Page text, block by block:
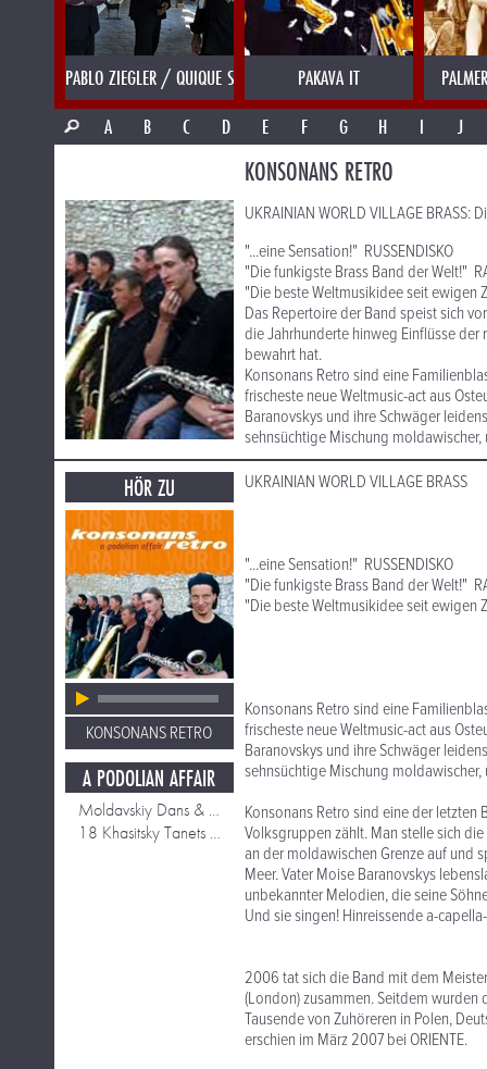
PABLO ZIEGLER / QUIQUE SINESI PAKAVA IT
A
B C D E F G H I J
KONSONANS RETRO
UKRAINIAN WORLD VILLAGE
"...eine Sensation!" RUSSENDISKO
"Die funkigste Brass Band der Welt!"
"Die beste Weltmusikidee seit ewigen
Das Repertoire der Band speist sich
die Jahrhunderte hinweg Einflüsse
bewahrt hat.
Konsonans Retro sind eine
frischeste neue Weltmusic-act aus
Baranovskys und ihre Schwäger
sehnsüchtige Mischung
HÖR ZU
KONSONANS RETRO
A PODOLIAN AFFAIR
Moldavskiy Dans & Sirba
18 Khasitsky Tanets & Horo
UKRAINIAN WORLD VILLAGE BRASS
"...eine Sensation!" RUSSENDISKO
"Die funkigste Brass Band der Welt!"
"Die beste Weltmusikidee seit ewigen
Konsonans Retro sind eine
frischeste neue Weltmusic-act aus
Baranovskys und ihre Schwäger
sehnsüchtige Mischung
Konsonans Retro sind eine der
Volksgruppen zählt. Man stelle sich
an der moldawischen Grenze auf und
Meer. Vater Moise Baranovskys
unbekannter Melodien, die seine
Und sie singen! Hinreissende a-
2006 tat sich die Band mit dem
(London) zusammen. Seitdem
Tausende von Zuhöreren in Polen,
erschien im März 2007 bei ORIENTE.